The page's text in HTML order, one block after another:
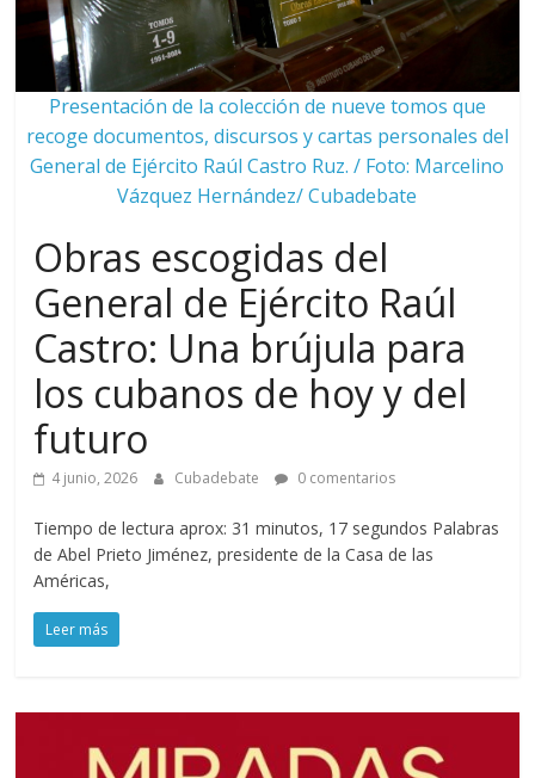
Presentación de la colección de nueve tomos que
recoge documentos, discursos y cartas personales del
General de Ejército Raúl Castro Ruz. / Foto: Marcelino
Vázquez Hernández/ Cubadebate
Obras escogidas del
General de Ejército Raúl
Castro: Una brújula para
los cubanos de hoy y del
futuro
4 junio, 2026 Cubadebate 0 comentarios
Tiempo de lectura aprox: 31 minutos, 17 segundos Palabras
de Abel Prieto Jiménez, presidente de la Casa de las
Américas,
Leer más